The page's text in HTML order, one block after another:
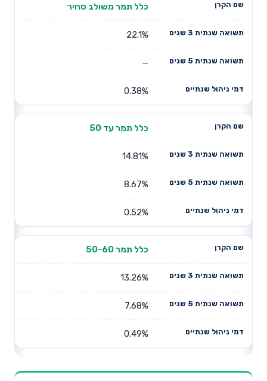
כלל תמר משולב סחיר
22.1%
—
0.38%
כלל תמר עד 50
14.81%
8.67%
0.52%
כלל תמר 50-60
13.26%
7.68%
0.49%